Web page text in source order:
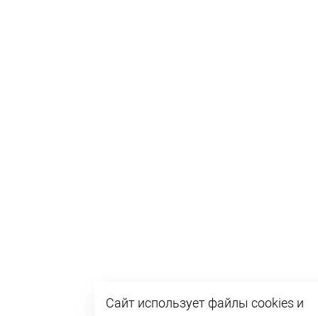
Сайт использует файлы cookies и